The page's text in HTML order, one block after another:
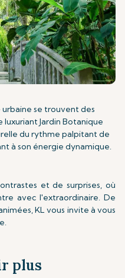
se trouvent des
luxuriant Jardin Botanique
du rythme palpitant de
à son énergie dynamique.
et de surprises, où
avec l'extraordinaire. De
KL vous invite à vous
plus